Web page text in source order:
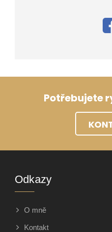
Potřebujete
Odkazy
O mně
Kontakt